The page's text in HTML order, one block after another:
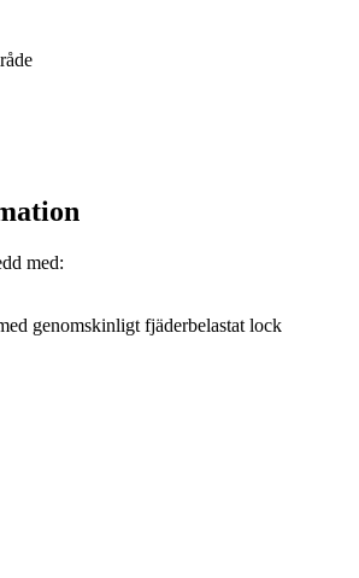
med:
genomskinligt fjäderbelastat lock